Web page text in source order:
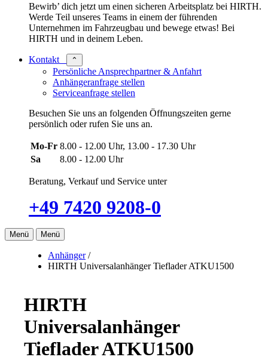
Bewirb’ dich jetzt um einen sicheren Arbeitsplatz bei HIRTH.
Werde Teil unseres Teams in einem der führenden
Unternehmen im Fahrzeugbau und bewege etwas! Bei
HIRTH und in deinem Leben.
Kontakt ⌃
Persönliche Ansprechpartner & Anfahrt
Anhängeranfrage stellen
Serviceanfrage stellen
Besuchen Sie uns an folgenden Öffnungszeiten gerne
persönlich oder rufen Sie uns an.
Mo-Fr 8.00 - 12.00 Uhr, 13.00 - 17.30 Uhr
Sa
8.00 - 12.00 Uhr
Beratung, Verkauf und Service unter
+49 7420 9208-0
Menü Menü
Anhänger /
HIRTH Universalanhänger Tieflader ATKU1500
HIRTH
Universalanhänger
Tieflader ATKU1500